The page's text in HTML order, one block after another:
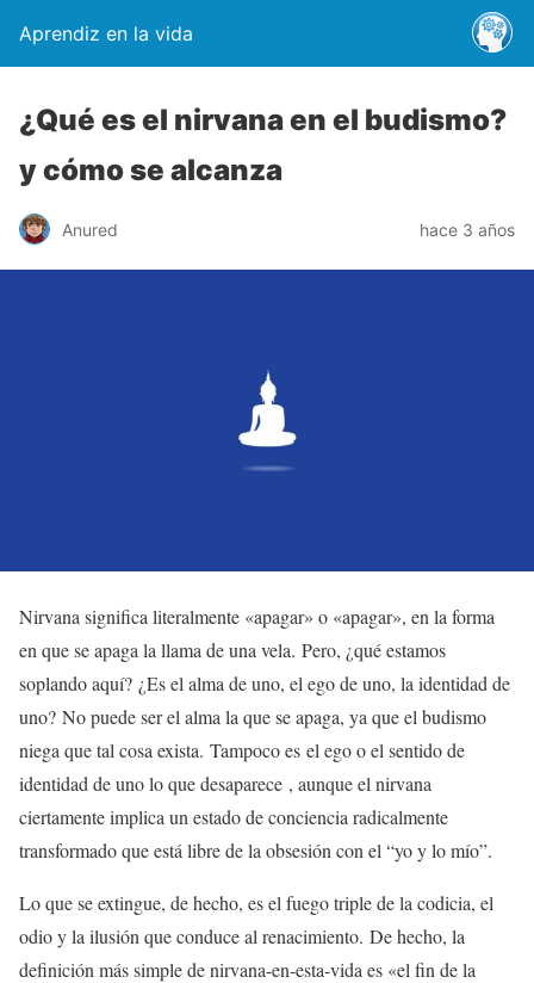
Aprendiz en la vida
¿Qué es el nirvana en el budismo?
y cómo se alcanza
Anured hace 3 años
Nirvana significa literalmente «apagar» o «apagar», en la forma
en que se apaga la llama de una vela. Pero, ¿qué estamos
soplando aquí? ¿Es el alma de uno, el ego de uno, la identidad de
uno? No puede ser el alma la que se apaga, ya que el budismo
niega que tal cosa exista. Tampoco es el ego o el sentido de
identidad de uno lo que desaparece , aunque el nirvana
ciertamente implica un estado de conciencia radicalmente
transformado que está libre de la obsesión con el “yo y lo mío”.
Lo que se extingue, de hecho, es el fuego triple de la codicia, el
odio y la ilusión que conduce al renacimiento. De hecho, la
definición más simple de nirvana-en-esta-vida es «el fin de la